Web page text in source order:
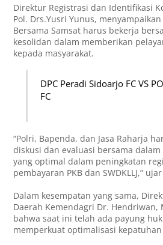
Direktur Registrasi dan Identifikasi
Pol. Drs.Yusri Yunus,
Bersama Samsat harus bekerja
kesolidan dalam memberikan
kepada masyarakat.
DPC Peradi Sidoarjo FC VS
FC
“Polri, Bapenda, dan Jasa Raharja
diskusi dan evaluasi bersama
yang optimal dalam peningkatan
pembayaran PKB dan SWDKLLJ,”
Dalam kesempatan yang sama,
Daerah Kemendagri Dr. Hendriwan,
bahwa saat ini telah ada payung
memperkuat optimalisasi